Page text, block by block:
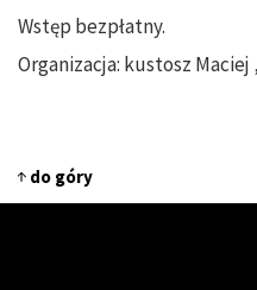
Wstęp bezpłatny.
Organizacja: kustosz
do góry